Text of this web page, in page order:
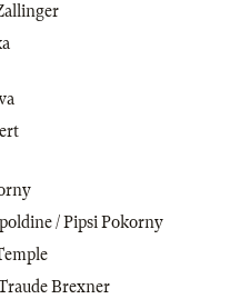
/ Pipsi Pokorny
Brexner